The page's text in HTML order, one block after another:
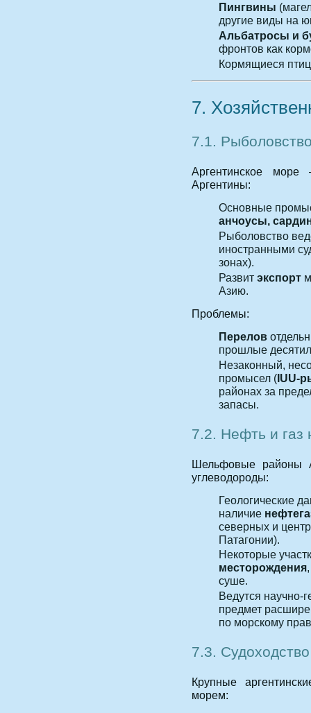
Пингвины
другие виды на
Альбатросы и
фронтов как
Кормящиеся
7.
7.1.
Аргентинское
Аргентины:
Основные
анчоусы,
Рыболовство
иностранными
зонах).
Развит экспорт
Азию.
Проблемы:
Перелов
прошлые
Незаконный,
промысел (
районах за
запасы.
7.2. Нефть и
Шельфовые районы
углеводороды:
Геологические
наличие
северных и
Патагонии).
Некоторые
месторождения
суше.
Ведутся научно-
предмет
по морскому
7.3.
Крупные
морем: